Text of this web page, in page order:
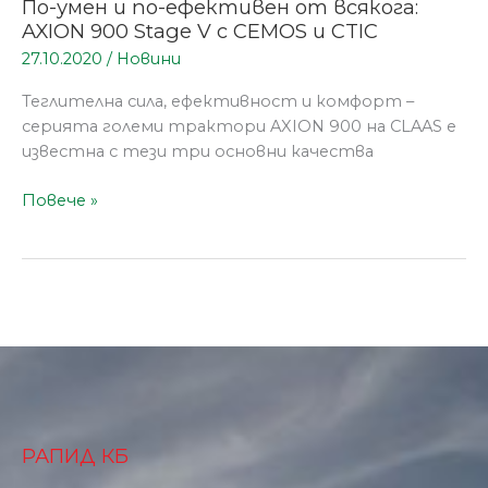
По-умен и по-ефективен от всякога:
AXION 900 Stage V с CEMOS и CTIC
27.10.2020 / Новини
Теглителна сила, ефективност и комфорт –
серията големи трактори AXION 900 на CLAAS е
известна с тези три основни качества
Повече »
РАПИД КБ